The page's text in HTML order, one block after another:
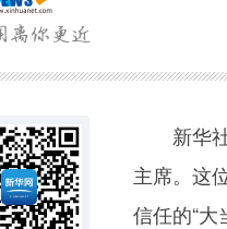
新华社
主席。这
信任的“大